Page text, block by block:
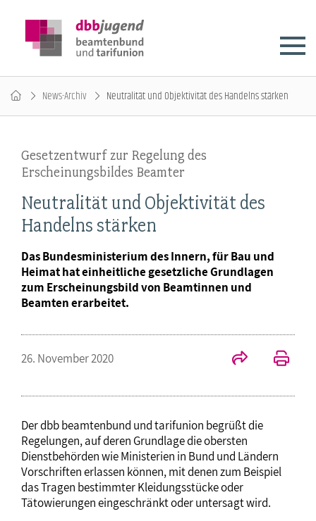
News-Archiv Neutralität und Objektivität des Handelns stärken
Gesetzentwurf zur Regelung des
Erscheinungsbildes Beamter
Neutralität und Objektivität des
Handelns stärken
Das Bundesministerium des Innern, für Bau und
Heimat hat einheitliche gesetzliche Grundlagen
zum Erscheinungsbild von Beamtinnen und
Beamten erarbeitet.
26. November 2020
Der dbb beamtenbund und tarifunion begrüßt die
Regelungen, auf deren Grundlage die obersten
Dienstbehörden wie Ministerien in Bund und Ländern
Vorschriften erlassen können, mit denen zum Beispiel
das Tragen bestimmter Kleidungsstücke oder
Tätowierungen eingeschränkt oder untersagt wird.